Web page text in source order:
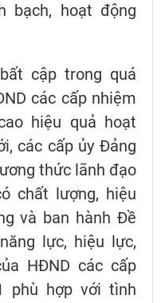
bạch, hoạt động
cập trong quá
các cấp nhiệm
hiệu quả hoạt
các cấp ủy Đảng
thức lãnh đạo
chất lượng, hiệu
và ban hành Đề
lực, hiệu lực,
HĐND các cấp
phù hợp với tình